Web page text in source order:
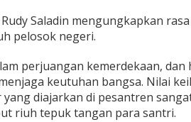
Saladin mengungkapkan
pelosok negeri.
perjuangan kemerdekaan,
keutuhan bangsa. Nilai
diajarkan di pesantren
riuh tepuk tangan para santri.